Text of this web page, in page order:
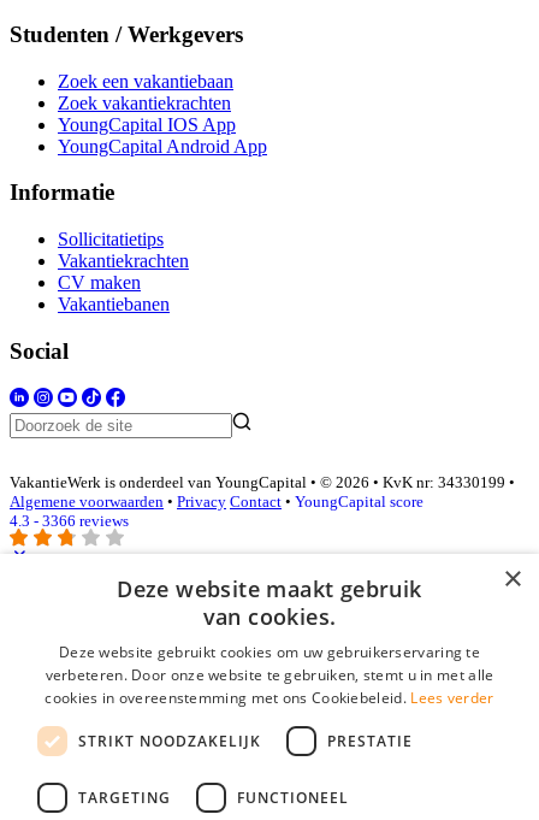
Studenten / Werkgevers
Zoek een vakantiebaan
Zoek vakantiekrachten
YoungCapital IOS App
YoungCapital Android App
Informatie
Sollicitatietips
Vakantiekrachten
CV maken
Vakantiebanen
Social
VakantieWerk is onderdeel van YoungCapital • © 2026 • KvK nr: 34330199 •
Algemene voorwaarden • Privacy Contact • YoungCapital score
4.3 - 3366 reviews
E-mail*
Wachtwoord
login gegevens onthouden
login
×
Deze website maakt gebruik
van cookies.
Deze website gebruikt cookies om uw gebruikerservaring te
verbeteren. Door onze website te gebruiken, stemt u in met alle
cookies in overeenstemming met ons Cookiebeleid. Lees verder
STRIKT NOODZAKELIJK PRESTATIE
TARGETING FUNCTIONEEL